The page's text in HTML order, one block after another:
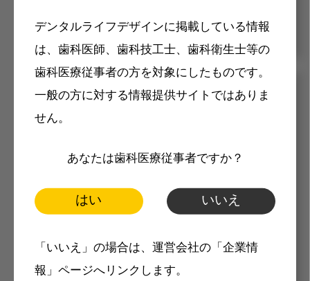
デンタルライフデザインに掲載している情報
は、歯科医師、歯科技工士、歯科衛生士等の
歯科医療従事者の方を対象にしたものです。
一般の方に対する情報提供サイトではありま
せん。
あなたは歯科医療従事者ですか？
はい いいえ
「いいえ」の場合は、運営会社の「企業情
報」ページへリンクします。
メリット
製品価格も閲覧可能